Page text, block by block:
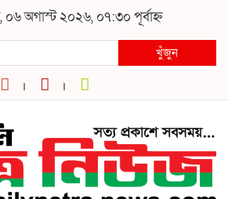
০৬ অগাস্ট ২০২৬, ০৭:৩০ পূর্বাহ্ন
খুঁজুন